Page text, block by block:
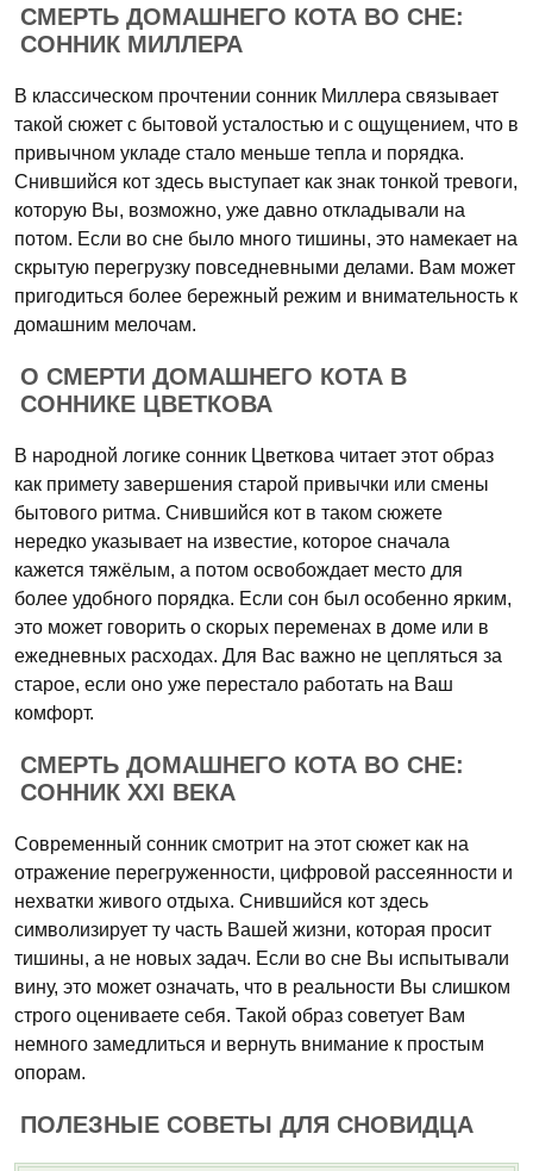
СМЕРТЬ ДОМАШНЕГО КОТА ВО СНЕ:
СОННИК МИЛЛЕРА
В классическом прочтении сонник Миллера связывает
такой сюжет с бытовой усталостью и с ощущением, что в
привычном укладе стало меньше тепла и порядка.
Снившийся кот здесь выступает как знак тонкой тревоги,
которую Вы, возможно, уже давно откладывали на
потом. Если во сне было много тишины, это намекает на
скрытую перегрузку повседневными делами. Вам может
пригодиться более бережный режим и внимательность к
домашним мелочам.
О СМЕРТИ ДОМАШНЕГО КОТА В
СОННИКЕ ЦВЕТКОВА
В народной логике сонник Цветкова читает этот образ
как примету завершения старой привычки или смены
бытового ритма. Снившийся кот в таком сюжете
нередко указывает на известие, которое сначала
кажется тяжёлым, а потом освобождает место для
более удобного порядка. Если сон был особенно ярким,
это может говорить о скорых переменах в доме или в
ежедневных расходах. Для Вас важно не цепляться за
старое, если оно уже перестало работать на Ваш
комфорт.
СМЕРТЬ ДОМАШНЕГО КОТА ВО СНЕ:
СОННИК XXI ВЕКА
Современный сонник смотрит на этот сюжет как на
отражение перегруженности, цифровой рассеянности и
нехватки живого отдыха. Снившийся кот здесь
символизирует ту часть Вашей жизни, которая просит
тишины, а не новых задач. Если во сне Вы испытывали
вину, это может означать, что в реальности Вы слишком
строго оцениваете себя. Такой образ советует Вам
немного замедлиться и вернуть внимание к простым
опорам.
ПОЛЕЗНЫЕ СОВЕТЫ ДЛЯ СНОВИДЦА